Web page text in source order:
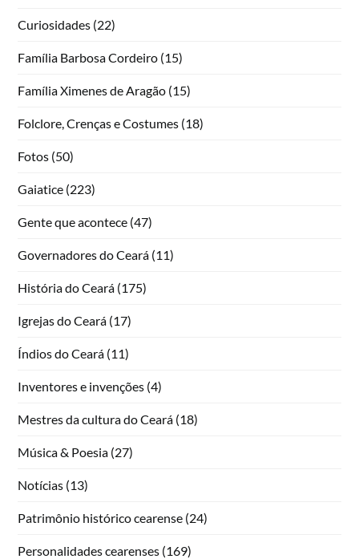
Curiosidades (22)
Família Barbosa Cordeiro (15)
Família Ximenes de Aragão (15)
Folclore, Crenças e Costumes (18)
Fotos (50)
Gaiatice (223)
Gente que acontece (47)
Governadores do Ceará (11)
História do Ceará (175)
Igrejas do Ceará (17)
Índios do Ceará (11)
Inventores e invenções (4)
Mestres da cultura do Ceará (18)
Música & Poesia (27)
Notícias (13)
Patrimônio histórico cearense (24)
Personalidades cearenses (169)